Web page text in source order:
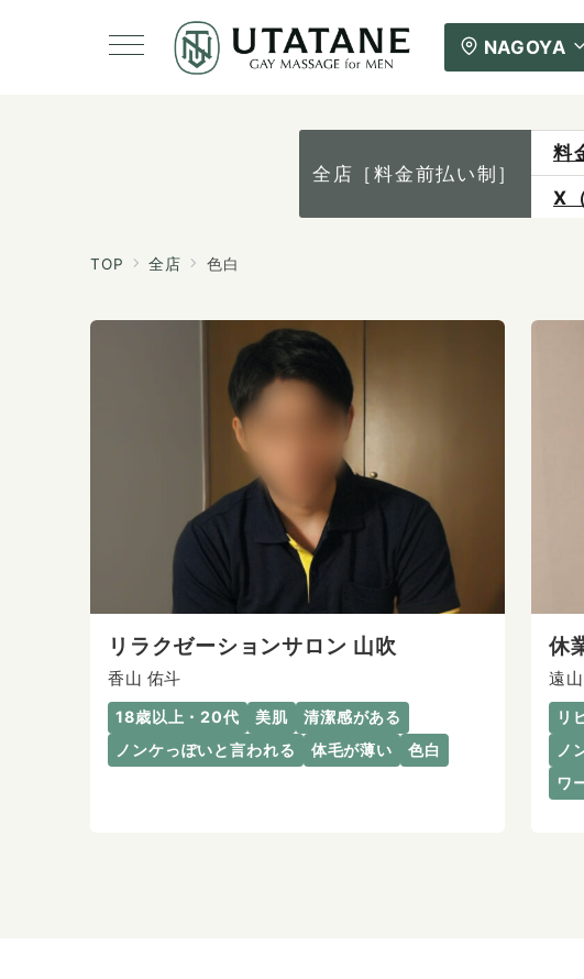
NAGOYA
全店［料金前払い制］
X
ご
TOP 全店 色白
リラクゼーションサロン 山吹
香山 佑斗
18歳以上・20代 美肌
清潔感がある
ノンケっぽいと言われる
体毛が薄い 色白
休
遠
リ
ノ
ワ